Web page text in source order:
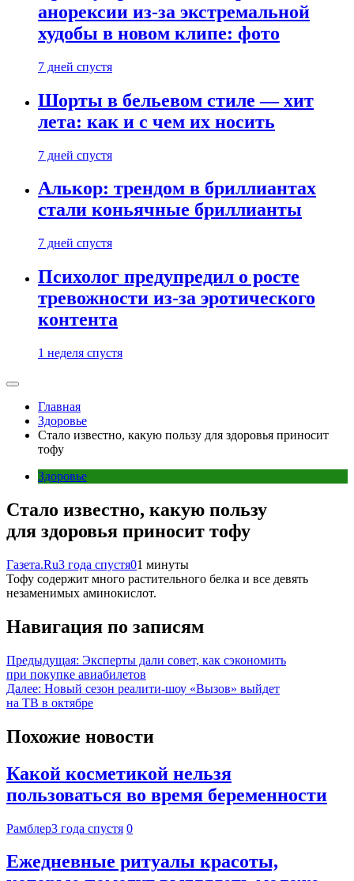
анорексии из-за экстремальной
худобы в новом клипе: фото
7 дней спустя
Шорты в бельевом стиле — хит
лета: как и с чем их носить
7 дней спустя
Алькор: трендом в бриллиантах
стали коньячные бриллианты
7 дней спустя
Психолог предупредил о росте
тревожности из-за эротического
контента
1 неделя спустя
Главная
Здоровье
Стало известно, какую пользу для здоровья приносит
тофу
Здоровье
Стало известно, какую пользу
для здоровья приносит тофу
Газета.Ru3 года спустя01 минуты
Тофу содержит много растительного белка и все девять
незаменимых аминокислот.
Навигация по записям
Предыдущая: Эксперты дали совет, как сэкономить
при покупке авиабилетов
Далее: Новый сезон реалити-шоу «Вызов» выйдет
на ТВ в октябре
Похожие новости
Какой косметикой нельзя
пользоваться во время беременности
Рамблер3 года спустя 0
Ежедневные ритуалы красоты,